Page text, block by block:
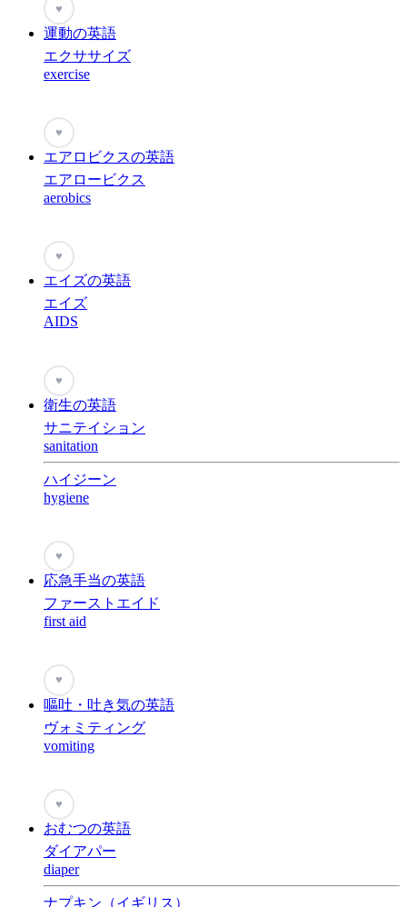
♥
運動の英語
エクササイズ
exercise
♥
エアロビクスの英語
エアロービクス
aerobics
♥
エイズの英語
エイズ
AIDS
♥
衛生の英語
サニテイション
sanitation
ハイジーン
hygiene
♥
応急手当の英語
ファーストエイド
first aid
♥
嘔吐・吐き気の英語
ヴォミティング
vomiting
♥
おむつの英語
ダイアパー
diaper
ナプキン（イギリス）